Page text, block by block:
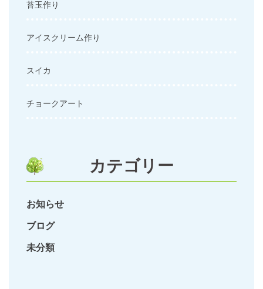
苔玉作り
アイスクリーム作り
スイカ
チョークアート
カテゴリー
お知らせ
ブログ
未分類